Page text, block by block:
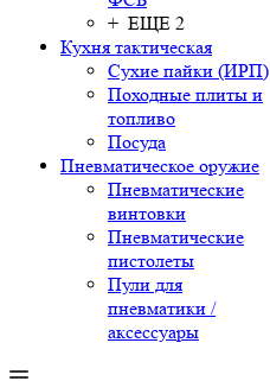
+ ЕЩЕ 2
Кухня тактическая
Сухие пайки (ИРП)
Походные плиты и
топливо
Посуда
Пневматическое оружие
Пневматические
винтовки
Пневматические
пистолеты
Пули для
пневматики /
аксессуары